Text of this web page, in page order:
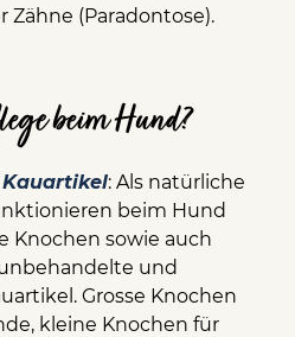
Zähne (Paradontose).
beim Hund?
Kauartikel: Als natürliche
beim Hund
Knochen sowie auch
und
Grosse Knochen
kleine Knochen für